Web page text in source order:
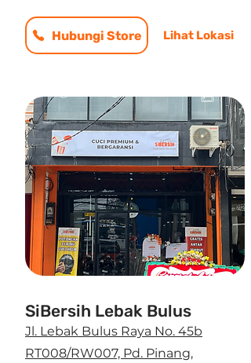
Hubungi Store Lihat Lokasi
SiBersih Lebak Bulus
Jl. Lebak Bulus Raya No. 45b
RT008/RW007, Pd. Pinang,